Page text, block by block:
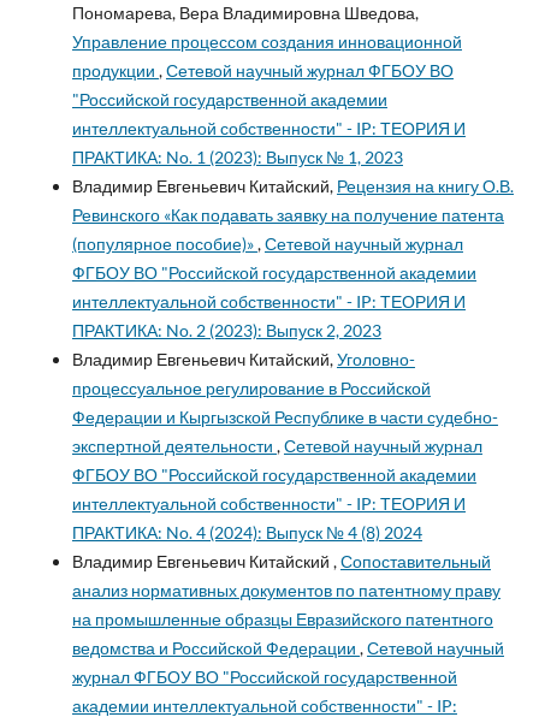
Пономарева, Вера Владимировна Шведова,
Управление процессом создания инновационной
продукции ,Сетевой научный журнал ФГБОУ ВО
"Российской государственной академии
интеллектуальной собственности" - IP: ТЕОРИЯ И
ПРАКТИКА: No. 1 (2023): Выпуск № 1, 2023
Владимир Евгеньевич Китайский, Рецензия на книгу О.В.
Ревинского «Как подавать заявку на получение патента
(популярное пособие)»,Сетевой научный журнал
ФГБОУ ВО "Российской государственной академии
интеллектуальной собственности" - IP: ТЕОРИЯ И
ПРАКТИКА: No. 2 (2023): Выпуск 2, 2023
Владимир Евгеньевич Китайский,Уголовно-
процессуальное регулирование в Российской
Федерации и Кыргызской Республике в части судебно-
экспертной деятельности ,Сетевой научный журнал
ФГБОУ ВО "Российской государственной академии
интеллектуальной собственности" - IP: ТЕОРИЯ И
ПРАКТИКА: No. 4 (2024): Выпуск № 4 (8) 2024
Владимир Евгеньевич Китайский ,Сопоставительный
анализ нормативных документов по патентному праву
на промышленные образцы Евразийского патентного
ведомства и Российской Федерации ,Сетевой научный
журнал ФГБОУ ВО "Российской государственной
академии интеллектуальной собственности" - IP: